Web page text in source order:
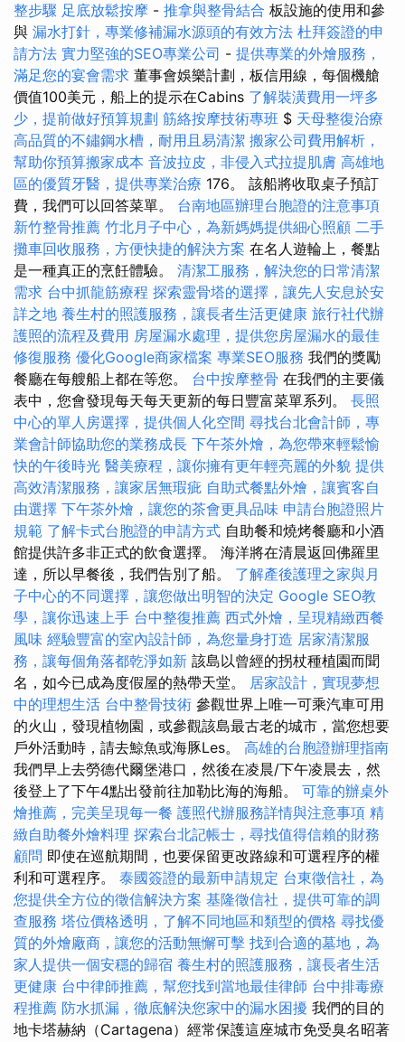
整步驟 足底放鬆按摩 - 推拿與整骨結合 板設施的使用和參
與 漏水打針，專業修補漏水源頭的有效方法 杜拜簽證的申
請方法 實力堅強的SEO專業公司 - 提供專業的外燴服務，
滿足您的宴會需求 董事會娛樂計劃，板信用線，每個機艙
價值100美元，船上的提示在Cabins 了解裝潢費用一坪多
少，提前做好預算規劃 筋絡按摩技術專班 $ 天母整復治療
高品質的不鏽鋼水槽，耐用且易清潔 搬家公司費用解析，
幫助你預算搬家成本 音波拉皮，非侵入式拉提肌膚 高雄地
區的優質牙醫，提供專業治療 176。 該船將收取桌子預訂
費，我們可以回答菜單。 台南地區辦理台胞證的注意事項
新竹整骨推薦 竹北月子中心，為新媽媽提供細心照顧 二手
攤車回收服務，方便快捷的解決方案 在名人遊輪上，餐點
是一種真正的烹飪體驗。 清潔工服務，解決您的日常清潔
需求 台中抓龍筋療程 探索靈骨塔的選擇，讓先人安息於安
詳之地 養生村的照護服務，讓長者生活更健康 旅行社代辦
護照的流程及費用 房屋漏水處理，提供您房屋漏水的最佳
修復服務 優化Google商家檔案 專業SEO服務 我們的獎勵
餐廳在每艘船上都在等您。 台中按摩整骨 在我們的主要儀
表中，您會發現每天每天更新的每日豐富菜單系列。 長照
中心的單人房選擇，提供個人化空間 尋找台北會計師，專
業會計師協助您的業務成長 下午茶外燴，為您帶來輕鬆愉
快的午後時光 醫美療程，讓你擁有更年輕亮麗的外貌 提供
高效清潔服務，讓家居無瑕疵 自助式餐點外燴，讓賓客自
由選擇 下午茶外燴，讓您的茶會更具品味 申請台胞證照片
規範 了解卡式台胞證的申請方式 自助餐和燒烤餐廳和小酒
館提供許多非正式的飲食選擇。 海洋將在清晨返回佛羅里
達，所以早餐後，我們告別了船。 了解產後護理之家與月
子中心的不同選擇，讓您做出明智的決定 Google SEO教
學，讓你迅速上手 台中整復推薦 西式外燴，呈現精緻西餐
風味 經驗豐富的室內設計師，為您量身打造 居家清潔服
務，讓每個角落都乾淨如新 該島以曾經的拐杖種植園而聞
名，如今已成為度假屋的熱帶天堂。 居家設計，實現夢想
中的理想生活 台中整骨技術 參觀世界上唯一可乘汽車可用
的火山，發現植物園，或參觀該島最古老的城市，當您想要
戶外活動時，請去鯨魚或海豚Les。 高雄的台胞證辦理指南
我們早上去勞德代爾堡港口，然後在凌晨/下午凌晨去，然
後登上了下午4點出發前往加勒比海的海船。 可靠的辦桌外
燴推薦，完美呈現每一餐 護照代辦服務詳情與注意事項 精
緻自助餐外燴料理 探索台北記帳士，尋找值得信賴的財務
顧問 即使在巡航期間，也要保留更改路線和可選程序的權
利和可選程序。 泰國簽證的最新申請規定 台東徵信社，為
您提供全方位的徵信解決方案 基隆徵信社，提供可靠的調
查服務 塔位價格透明，了解不同地區和類型的價格 尋找優
質的外燴廠商，讓您的活動無懈可擊 找到合適的墓地，為
家人提供一個安穩的歸宿 養生村的照護服務，讓長者生活
更健康 台中律師推薦，幫您找到當地最佳律師 台中排毒療
程推薦 防水抓漏，徹底解決您家中的漏水困擾 我們的目的
地卡塔赫納（Cartagena）經常保護這座城市免受臭名昭著